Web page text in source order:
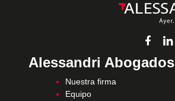
Alessandri Abogados
Nuestra firma
Equipo